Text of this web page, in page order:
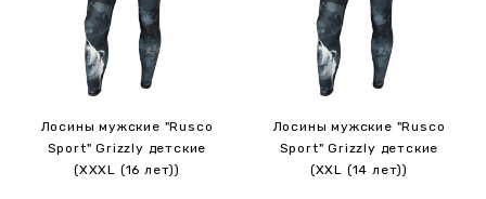
Лосины мужские "Rusco
Sport" Grizzly детские
(XXXL (16 лет))
Лосины мужские "Rusco
Sport" Grizzly детские
(XXL (14 лет))